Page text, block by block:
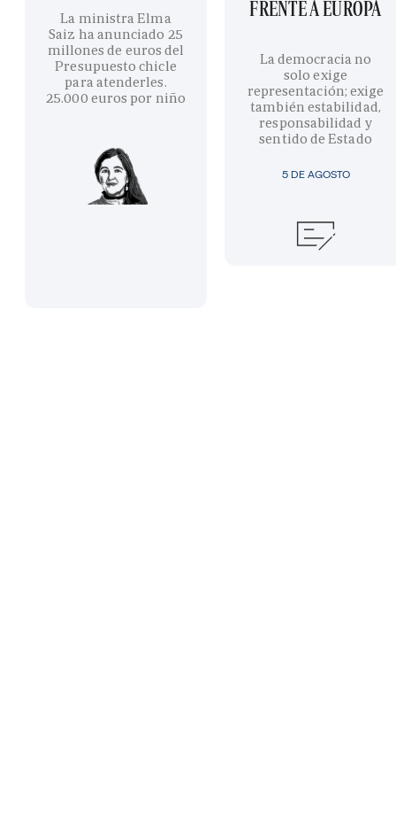
La ministra Elma
Saiz ha anunciado 25
millones de euros del
Presupuesto chicle
para atenderles.
25.000 euros por niño
5 DE AGOSTO
FRENTE A EUROPA
La democracia no
solo exige
representación; exige
también estabilidad,
responsabilidad y
sentido de Estado